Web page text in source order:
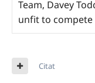
Team, Davey
unfit to compete
Citat